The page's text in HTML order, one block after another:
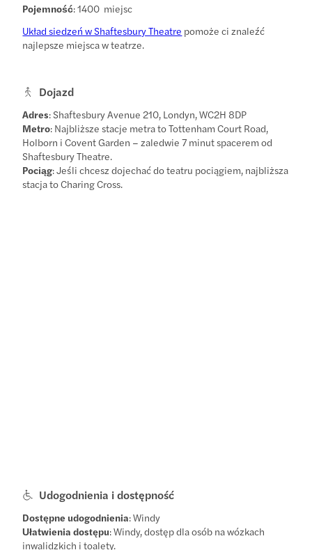
Pojemność: 1400 miejsc
Układ siedzeń w Shaftesbury Theatre pomoże ci znaleźć
najlepsze miejsca w teatrze.
Dojazd
Adres: Shaftesbury Avenue 210, Londyn, WC2H 8DP
Metro: Najbliższe stacje metra to Tottenham Court Road,
Holborn i Covent Garden – zaledwie 7 minut spacerem od
Shaftesbury Theatre.
Pociąg: Jeśli chcesz dojechać do teatru pociągiem, najbliższa
stacja to Charing Cross.
Udogodnienia i dostępność
Dostępne udogodnienia: Windy
Ułatwienia dostępu: Windy, dostęp dla osób na wózkach
inwalidzkich i toalety.